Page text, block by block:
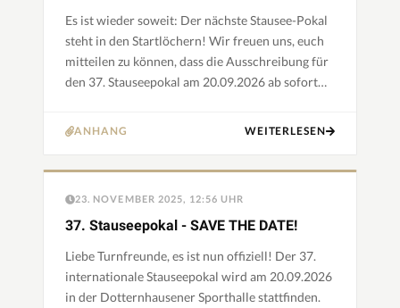
Es ist wieder soweit: Der nächste Stausee-Pokal
steht in den Startlöchern! Wir freuen uns, euch
mitteilen zu können, dass die Ausschreibung für
den 37. Stauseepokal am 20.09.2026 ab sofort
Jahren…
ANHANG WEITERLESEN
23. NOVEMBER 2025, 12:56 UHR
37. Stauseepokal - SAVE THE DATE!
Liebe Turnfreunde, es ist nun offiziell! Der 37.
internationale Stauseepokal wird am 20.09.2026
in der Dotternhausener Sporthalle stattfinden.